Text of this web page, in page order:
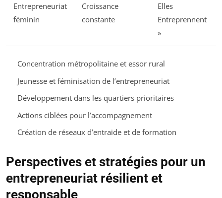
Entrepreneuriat
féminin
Croissance
constante
Elles
Entreprennent
»
Concentration métropolitaine et essor rural
Jeunesse et féminisation de l’entrepreneuriat
Développement dans les quartiers prioritaires
Actions ciblées pour l’accompagnement
Création de réseaux d’entraide et de formation
Perspectives et stratégies pour un
entrepreneuriat résilient et
responsable